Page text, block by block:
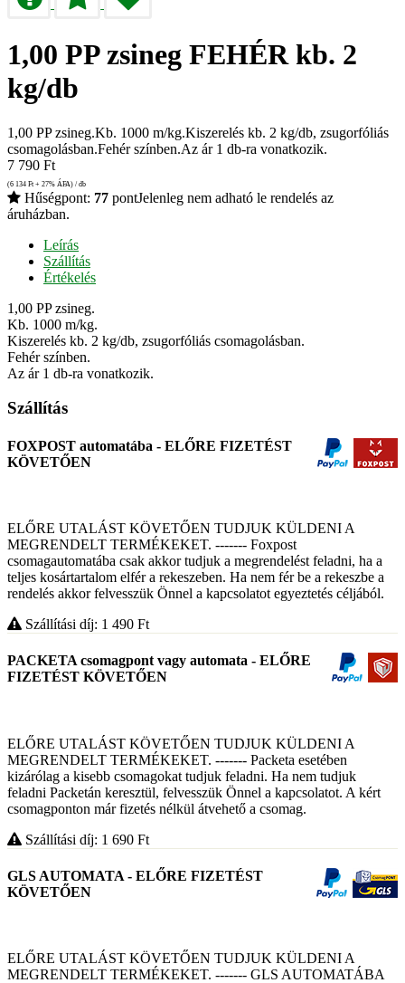
1,00 PP zsineg FEHÉR kb. 2
kg/db
1,00 PP zsineg.Kb. 1000 m/kg.Kiszerelés kb. 2 kg/db, zsugorfóliás
csomagolásban.Fehér színben.Az ár 1 db-ra vonatkozik.
7 790 Ft
(6 134 Ft + 27% ÁFA) / db
Hűségpont: 77 pontJelenleg nem adható le rendelés az
áruházban.
Leírás
Szállítás
Értékelés
1,00 PP zsineg.
Kb. 1000 m/kg.
Kiszerelés kb. 2 kg/db, zsugorfóliás csomagolásban.
Fehér színben.
Az ár 1 db-ra vonatkozik.
Szállítás
FOXPOST automatába - ELŐRE FIZETÉST
KÖVETŐEN
ELŐRE UTALÁST KÖVETŐEN TUDJUK KÜLDENI A
MEGRENDELT TERMÉKEKET. ------- Foxpost
csomagautomatába csak akkor tudjuk a megrendelést feladni, ha a
teljes kosártartalom elfér a rekeszeben. Ha nem fér be a rekeszbe a
rendelés akkor felvesszük Önnel a kapcsolatot egyeztetés céljából.
Szállítási díj: 1 490 Ft
PACKETA csomagpont vagy automata - ELŐRE
FIZETÉST KÖVETŐEN
ELŐRE UTALÁST KÖVETŐEN TUDJUK KÜLDENI A
MEGRENDELT TERMÉKEKET. ------- Packeta esetében
kizárólag a kisebb csomagokat tudjuk feladni. Ha nem tudjuk
feladni Packetán keresztül, felvesszük Önnel a kapcsolatot. A kért
csomagponton már fizetés nélkül átvehető a csomag.
Szállítási díj: 1 690 Ft
GLS AUTOMATA - ELŐRE FIZETÉST
KÖVETŐEN
ELŐRE UTALÁST KÖVETŐEN TUDJUK KÜLDENI A
MEGRENDELT TERMÉKEKET. ------- GLS AUTOMATÁBA